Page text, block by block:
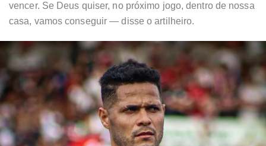
vencer. Se Deus quiser, no próximo jogo, dentro de nossa
casa, vamos conseguir — disse o artilheiro.